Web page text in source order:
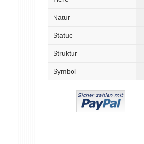
Natur
Statue
Struktur
Symbol